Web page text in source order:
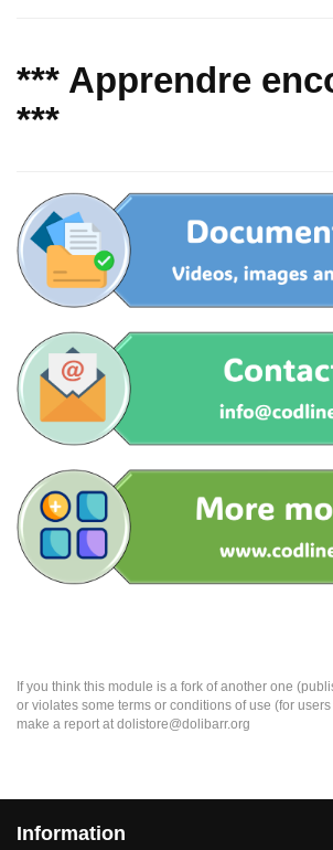
*** Apprendre
***
If you think this module is a fork of another one
or violates some terms or conditions of use (for
make a report at dolistore@dolibarr.org
Information